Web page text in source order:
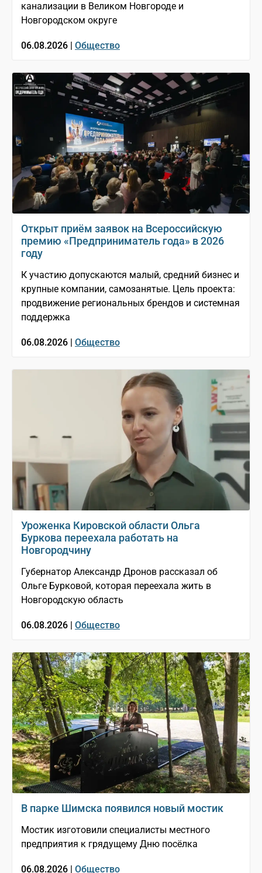
канализации в Великом Новгороде и
Новгородском округе
06.08.2026 | Общество
Открыт приём заявок на Всероссийскую
премию «Предприниматель года» в 2026
году
К участию допускаются малый, средний бизнес и
крупные компании, самозанятые. Цель проекта:
продвижение региональных брендов и системная
поддержка
06.08.2026 | Общество
Уроженка Кировской области Ольга
Буркова переехала работать на
Новгородчину
Губернатор Александр Дронов рассказал об
Ольге Бурковой, которая переехала жить в
Новгородскую область
06.08.2026 | Общество
В парке Шимска появился новый мостик
Мостик изготовили специалисты местного
предприятия к грядущему Дню посёлка
06.08.2026 | Общество